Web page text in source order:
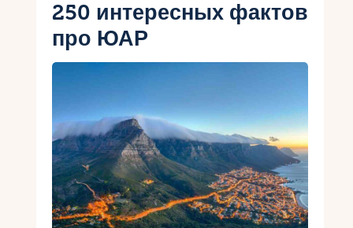
Горящие туры
Типы Туров
Инфо
Блог
Контакты
250 интересных фактов
про ЮАР